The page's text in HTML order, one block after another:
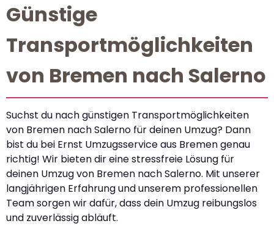
Günstige
Transportmöglichkeiten
von Bremen nach Salerno
Suchst du nach günstigen Transportmöglichkeiten
von Bremen nach Salerno für deinen Umzug? Dann
bist du bei Ernst Umzugsservice aus Bremen genau
richtig! Wir bieten dir eine stressfreie Lösung für
deinen Umzug von Bremen nach Salerno. Mit unserer
langjährigen Erfahrung und unserem professionellen
Team sorgen wir dafür, dass dein Umzug reibungslos
und zuverlässig abläuft.